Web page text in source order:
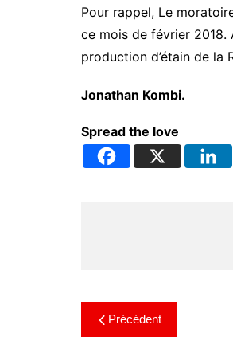
Pour rappel, Le
ce mois de février
production d’étain de la
Jonathan Kombi.
Spread the love
Précédent